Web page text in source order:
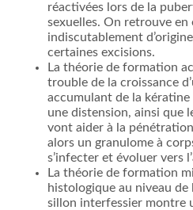
réactivées lors de la
sexuelles. On retrouve
indiscutablement
certaines excisions.
La théorie de formation
trouble de la croissance
accumulant de la
une distension, ainsi que
vont aider à la
alors un granulome à
s’infecter et évoluer vers
La théorie de formation
histologique au niveau de
sillon interfessier montre